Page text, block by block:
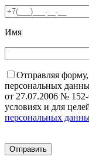
Имя
Отправляя
персональных
от 27.07.2006 №
условиях и для
персональных